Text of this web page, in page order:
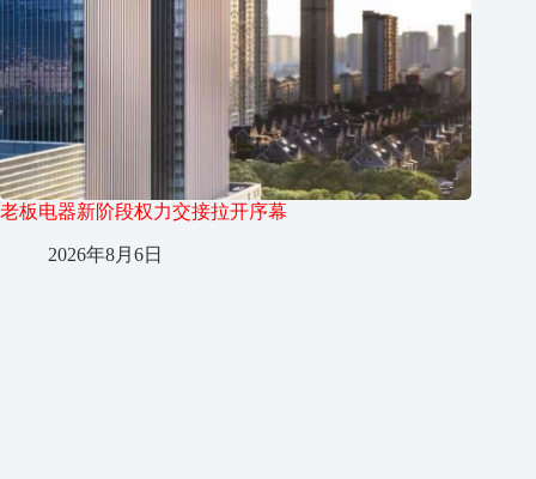
老板电器新阶段权力交接拉开序幕
2026年8月6日